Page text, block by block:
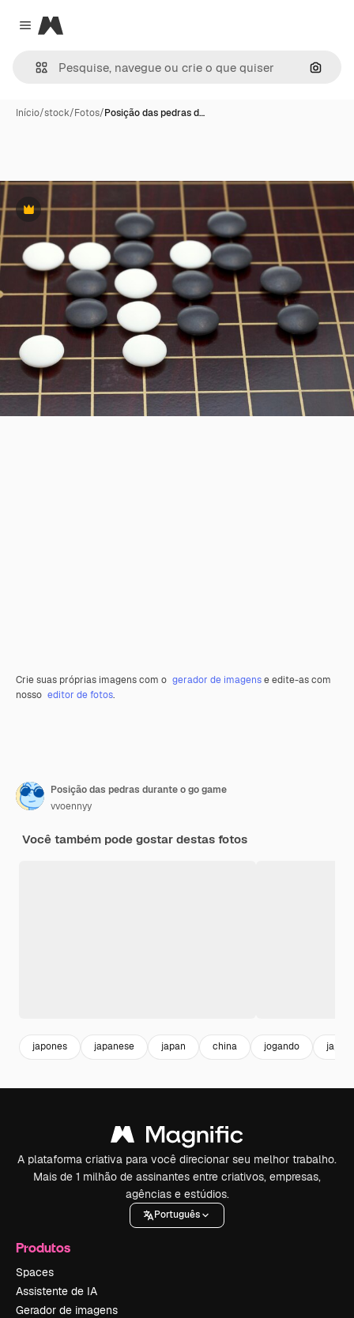
Close menu
Magnific
Início/stock/Fotos/Posição das pedras d…
Premium
Crie suas próprias imagens com o gerador de imagense edite-as com
nosso editor de fotos.
Posição das pedras durante o go game
vvoennyy
Você também pode gostar destas fotos
japones japanese japan china jogando japao
A plataforma criativa para você direcionar seu melhor trabalho.
Mais de 1 milhão de assinantes entre criativos, empresas,
agências e estúdios.
Português
Produtos
Spaces
Assistente de IA
Gerador de imagens